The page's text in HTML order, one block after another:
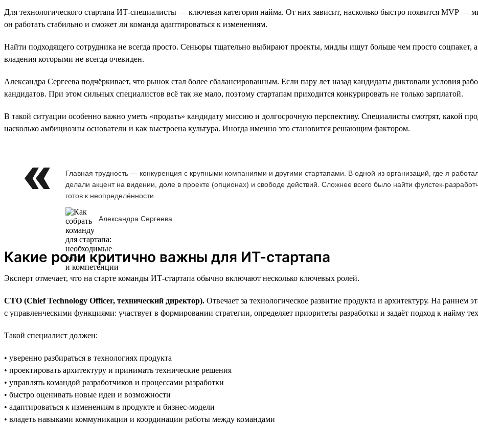
Для технологического стартапа ИТ-специалисты — ключевая категория найма. От них зависит, насколько быстро появится MVP —
он работать стабильно и сможет ли команда адаптироваться к изменениям.
Найти подходящего сотрудника не всегда просто. Сеньоры тщательно выбирают проекты, мидлы ищут больше чем просто
владения которыми не всегда очевиден.
Александра Сергеева подчёркивает, что рынок стал более сбалансированным. Если пару лет назад кандидаты диктовали условия
кандидатов. При этом сильных специалистов всё так же мало, поэтому стартапам приходится конкурировать не только зарплатой.
В такой ситуации особенно важно уметь «продать» кандидату миссию и долгосрочную перспективу. Специалисты смотрят, какой
насколько амбициозны основатели и как выстроена культура. Иногда именно это становится решающим фактором.
Главная трудность — конкуренция с крупными компаниями и другими стартапами. В одной из организаций, где я
делали акцент на видении, доле в проекте (опционах) и свободе действий. Сложнее всего было найти фулстек-
готов к неопределённости
Александра Сергеева
Какие роли критично важны для ИТ-стартапа
Эксперт отмечает, что на старте команды ИТ-стартапа обычно включают несколько ключевых ролей.
CTO (Chief Technology Officer, технический директор). Отвечает за технологическое развитие продукта и архитектуру. На раннем
с управленческими функциями: участвует в формировании стратегии, определяет приоритеты разработки и задаёт подход к найму
Такой специалист должен:
• уверенно разбираться в технологиях продукта
• проектировать архитектуру и принимать технические решения
• управлять командой разработчиков и процессами разработки
• быстро оценивать новые идеи и возможности
• адаптироваться к изменениям в продукте и бизнес-модели
• владеть навыками коммуникации и координации работы между командами